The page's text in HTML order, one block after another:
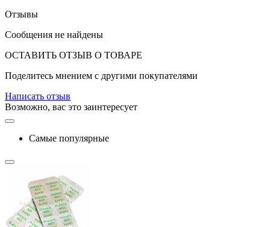
Отзывы
Сообщения не найдены
ОСТАВИТЬ ОТЗЫВ О ТОВАРЕ
Поделитесь мнением с другими покупателями
Написать отзыв
Возможно, вас это заинтересует
Самые популярные